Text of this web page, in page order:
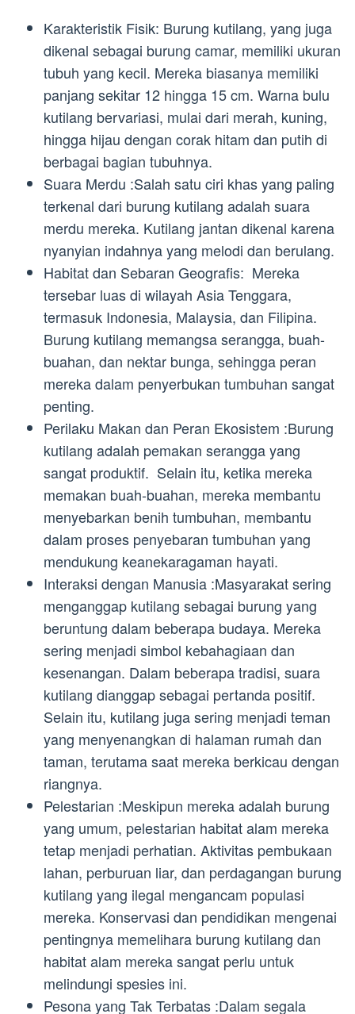
Karakteristik Fisik: Burung kutilang, yang juga
dikenal sebagai burung camar, memiliki ukuran
tubuh yang kecil. Mereka biasanya memiliki
panjang sekitar 12 hingga 15 cm. Warna bulu
kutilang bervariasi, mulai dari merah, kuning,
hingga hijau dengan corak hitam dan putih di
berbagai bagian tubuhnya.
Suara Merdu :Salah satu ciri khas yang paling
terkenal dari burung kutilang adalah suara
merdu mereka. Kutilang jantan dikenal karena
nyanyian indahnya yang melodi dan berulang.
Habitat dan Sebaran Geografis: Mereka
tersebar luas di wilayah Asia Tenggara,
termasuk Indonesia, Malaysia, dan Filipina.
Burung kutilang memangsa serangga, buah-
buahan, dan nektar bunga, sehingga peran
mereka dalam penyerbukan tumbuhan sangat
penting.
Perilaku Makan dan Peran Ekosistem :Burung
kutilang adalah pemakan serangga yang
sangat produktif. Selain itu, ketika mereka
memakan buah-buahan, mereka membantu
menyebarkan benih tumbuhan, membantu
dalam proses penyebaran tumbuhan yang
mendukung keanekaragaman hayati.
Interaksi dengan Manusia :Masyarakat sering
menganggap kutilang sebagai burung yang
beruntung dalam beberapa budaya. Mereka
sering menjadi simbol kebahagiaan dan
kesenangan. Dalam beberapa tradisi, suara
kutilang dianggap sebagai pertanda positif.
Selain itu, kutilang juga sering menjadi teman
yang menyenangkan di halaman rumah dan
taman, terutama saat mereka berkicau dengan
riangnya.
Pelestarian :Meskipun mereka adalah burung
yang umum, pelestarian habitat alam mereka
tetap menjadi perhatian. Aktivitas pembukaan
lahan, perburuan liar, dan perdagangan burung
kutilang yang ilegal mengancam populasi
mereka. Konservasi dan pendidikan mengenai
pentingnya memelihara burung kutilang dan
habitat alam mereka sangat perlu untuk
melindungi spesies ini.
Pesona yang Tak Terbatas :Dalam segala